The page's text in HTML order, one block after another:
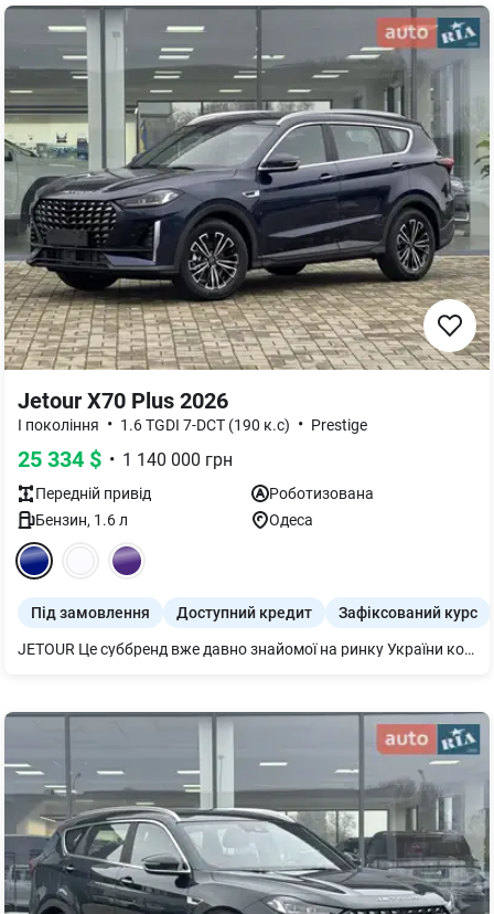
Jetour X70 Plus 2026
I покоління • 1.6 TGDI 7-DCT (190 к.с) • Prestige
25 334 $ • 1 140 000 грн
Передній привід
Роботизована
Бензин, 1.6л Одеса
Під замовлення Доступний кредит Зафіксований курс
JETOUR Це суббренд вже давно знайомої на ринку України компанії Chery Automobile Co. Ltd., створений у 2018 році підрозділом холдингу Chery Commercial Vehicle Company і розрахований на більш молоду аудиторію. Базуючись на накопиченому за понад 20 років досвіді у виробництві автомобілів, з урахуванням власних розробок міжнародної команди фахівців, JETOUR представляє сімейство інноваційних та інтелектуальних кросоверів